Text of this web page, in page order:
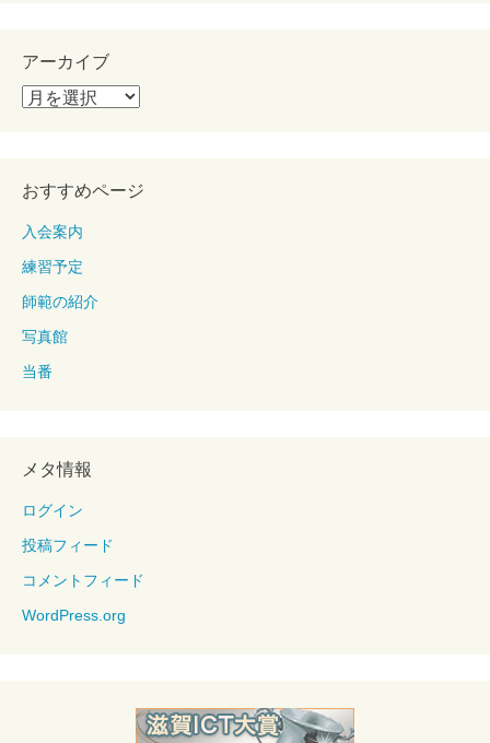
ー
アーカイブ
ア
ブ
おすすめページ
入会案内
練習予定
師範の紹介
写真館
当番
メタ情報
ログイン
投稿フィード
コメントフィード
WordPress.org